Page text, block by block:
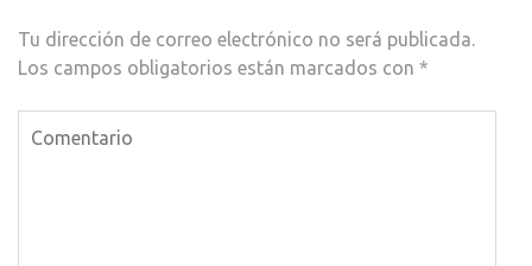
Tu dirección de correo electrónico no será publicada.
Los campos obligatorios están marcados con *